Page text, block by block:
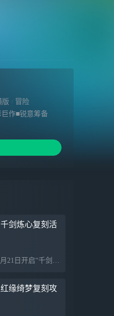
版
冒险
作■锐意筹备
作 / 喜剧
/ 非花……（陆续
有猫/老板貌美
你的“剧组”班
，擅长给“演员”
景，探索九座街
千剑炼心复刻活
《归龙潮》将于2025年2月21日开启“千剑炼心-烛”复刻招募活动，活动持续至3月14日。参与者需完成正传任务“无间双生·阴云难散”。此外，玩家可在2月19日至25日间参与有奖互动，屑喵将在26日抽取2位导演送出烛q版徽章。游戏1.3版本活动信息已发布，欢迎玩家下载参与。
红缘绮梦复刻攻